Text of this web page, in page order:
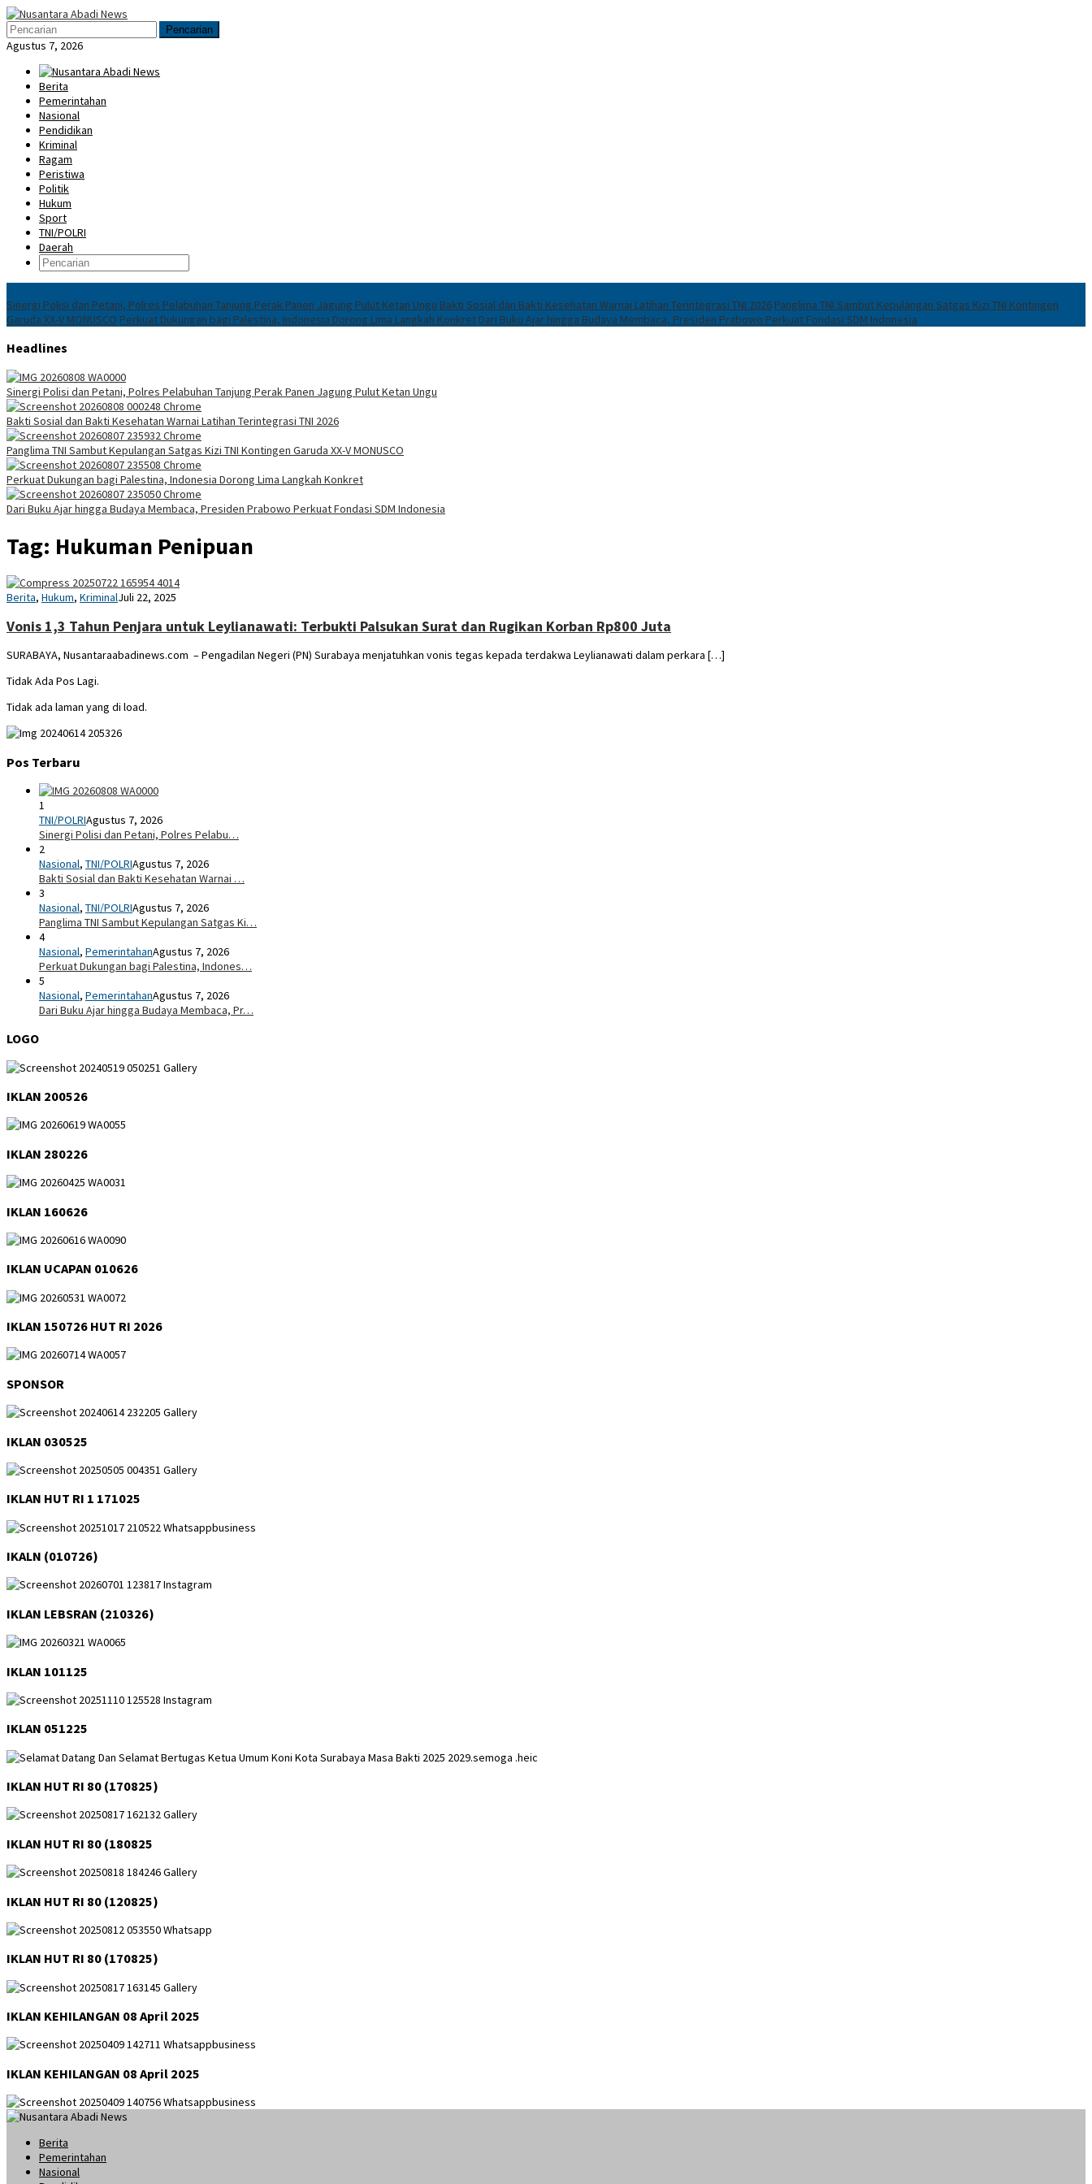
Loncat
ke
konten
Menu
Mobile
Pencarian
Agustus 7, 2026
Berita
Pemerintahan
Nasional
Pendidikan
Kriminal
Ragam
Peristiwa
Politik
Hukum
Sport
TNI/POLRI
Daerah
Sinergi Polisi dan Petani, Polres Pelabuhan Tanjung Perak Panen Jagung Pulut Ketan Ungu Bakti Sosial dan Bakti Kesehatan Warnai Latihan Terintegrasi TNI 2026 Panglima TNI Sambut Kepulangan Satgas Kizi TNI Kontingen
Garuda XX-V MONUSCO Perkuat Dukungan bagi Palestina, Indonesia Dorong Lima Langkah Konkret Dari Buku Ajar hingga Budaya Membaca, Presiden Prabowo Perkuat Fondasi SDM Indonesia
Headlines
Sinergi Polisi dan Petani, Polres Pelabuhan Tanjung Perak Panen Jagung Pulut Ketan Ungu
Bakti Sosial dan Bakti Kesehatan Warnai Latihan Terintegrasi TNI 2026
Panglima TNI Sambut Kepulangan Satgas Kizi TNI Kontingen Garuda XX-V MONUSCO
Perkuat Dukungan bagi Palestina, Indonesia Dorong Lima Langkah Konkret
Dari Buku Ajar hingga Budaya Membaca, Presiden Prabowo Perkuat Fondasi SDM Indonesia
Tag: Hukuman Penipuan
Berita, Hukum, Kriminal4R1F
Juli 22, 2025
Vonis 1,3 Tahun Penjara untuk Leylianawati: Terbukti Palsukan Surat dan Rugikan Korban Rp800 Juta
SURABAYA, Nusantaraabadinews.com – Pengadilan Negeri (PN) Surabaya menjatuhkan vonis tegas kepada terdakwa Leylianawati dalam perkara […]
Tidak Ada Pos Lagi.
Tidak ada laman yang di load.
Pos Terbaru
1
TNI/POLRIAgustus 7, 2026
Sinergi Polisi dan Petani, Polres Pelabu…
2
Nasional, TNI/POLRIAgustus 7, 2026
Bakti Sosial dan Bakti Kesehatan Warnai …
3
Nasional, TNI/POLRIAgustus 7, 2026
Panglima TNI Sambut Kepulangan Satgas Ki…
4
Nasional, PemerintahanAgustus 7, 2026
Perkuat Dukungan bagi Palestina, Indones…
5
Nasional, PemerintahanAgustus 7, 2026
Dari Buku Ajar hingga Budaya Membaca, Pr…
LOGO
IKLAN 200526
IKLAN 280226
IKLAN 160626
IKLAN UCAPAN 010626
IKLAN 150726 HUT RI 2026
SPONSOR
IKLAN 030525
IKLAN HUT RI 1 171025
IKALN (010726)
IKLAN LEBSRAN (210326)
IKLAN 101125
IKLAN 051225
IKLAN HUT RI 80 (170825)
IKLAN HUT RI 80 (180825
IKLAN HUT RI 80 (120825)
IKLAN HUT RI 80 (170825)
IKLAN KEHILANGAN 08 April 2025
IKLAN KEHILANGAN 08 April 2025
Berita
Pemerintahan
Nasional